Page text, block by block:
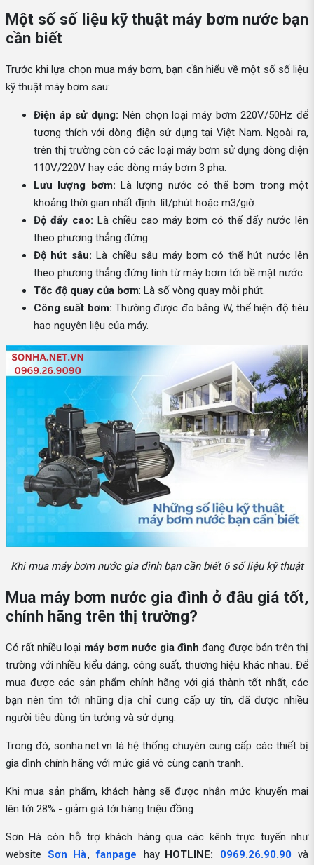
Một số số liệu kỹ thuật máy bơm nước bạn
cần biết
Trước khi lựa chọn mua máy bơm, bạn cần hiểu về một số số liệu
kỹ thuật máy bơm sau:
Điện áp sử dụng: Nên chọn loại máy bơm 220V/50Hz để
tương thích với dòng điện sử dụng tại Việt Nam. Ngoài ra,
trên thị trường còn có các loại máy bơm sử dụng dòng điện
110V/220V hay các dòng máy bơm 3 pha.
Lưu lượng bơm: Là lượng nước có thể bơm trong một
khoảng thời gian nhất định: lít/phút hoặc m3/giờ.
Độ đẩy cao: Là chiều cao máy bơm có thể đẩy nước lên
theo phương thẳng đứng.
Độ hút sâu: Là chiều sâu máy bơm có thể hút nước lên
theo phương thẳng đứng tính từ máy bơm tới bề mặt nước.
Tốc độ quay của bơm: Là số vòng quay mỗi phút.
Công suất bơm: Thường được đo bằng W, thể hiện độ tiêu
hao nguyên liệu của máy.
Khi mua máy bơm nước gia đình bạn cần biết 6 số liệu kỹ thuật
Mua máy bơm nước gia đình ở đâu giá tốt,
chính hãng trên thị trường?
Có rất nhiều loại máy bơm nước gia đình đang được bán trên thị
trường với nhiều kiểu dáng, công suất, thương hiệu khác nhau. Để
mua được các sản phẩm chính hãng với giá thành tốt nhất, các
bạn nên tìm tới những địa chỉ cung cấp uy tín, đã được nhiều
người tiêu dùng tin tưởng và sử dụng.
Trong đó, sonha.net.vn là hệ thống chuyên cung cấp các thiết bị
gia đình chính hãng với mức giá vô cùng cạnh tranh.
Khi mua sản phẩm, khách hàng sẽ được nhận mức khuyến mại
lên tới 28% - giảm giá tới hàng triệu đồng.
Sơn Hà còn hỗ trợ khách hàng qua các kênh trực tuyến như
website Sơn Hà, fanpage hay HOTLINE: 0969.26.90.90 và